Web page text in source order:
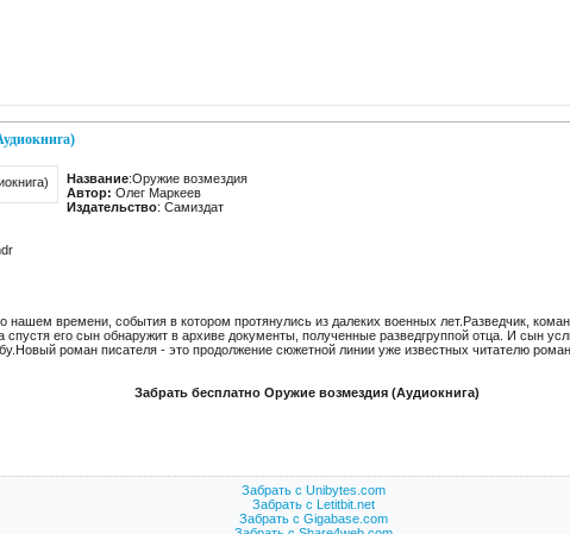
Название:Оружие возмездия
Автор: Олег Маркеев
Издательство: Самиздат
нашем времени, события в котором протянулись из далеких военных лет.Разведчик,
спустя его сын обнаружит в архиве документы, полученные разведгруппой отца. И сын
роман писателя - это продолжение сюжетной линии уже известных читателю
Забрать бесплатно Оружие возмездия (Аудиокнига)
Забрать с Unibytes.com
Забрать с Letitbit.net
Забрать с Gigabase.com